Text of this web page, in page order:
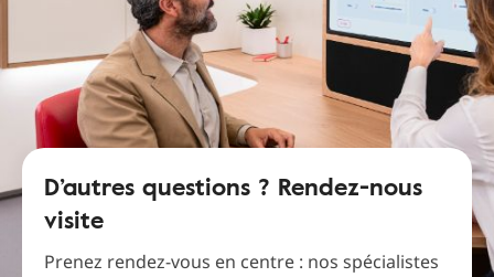
D’autres questions ? Rendez-nous
visite
Prenez rendez-vous en centre : nos spécialistes